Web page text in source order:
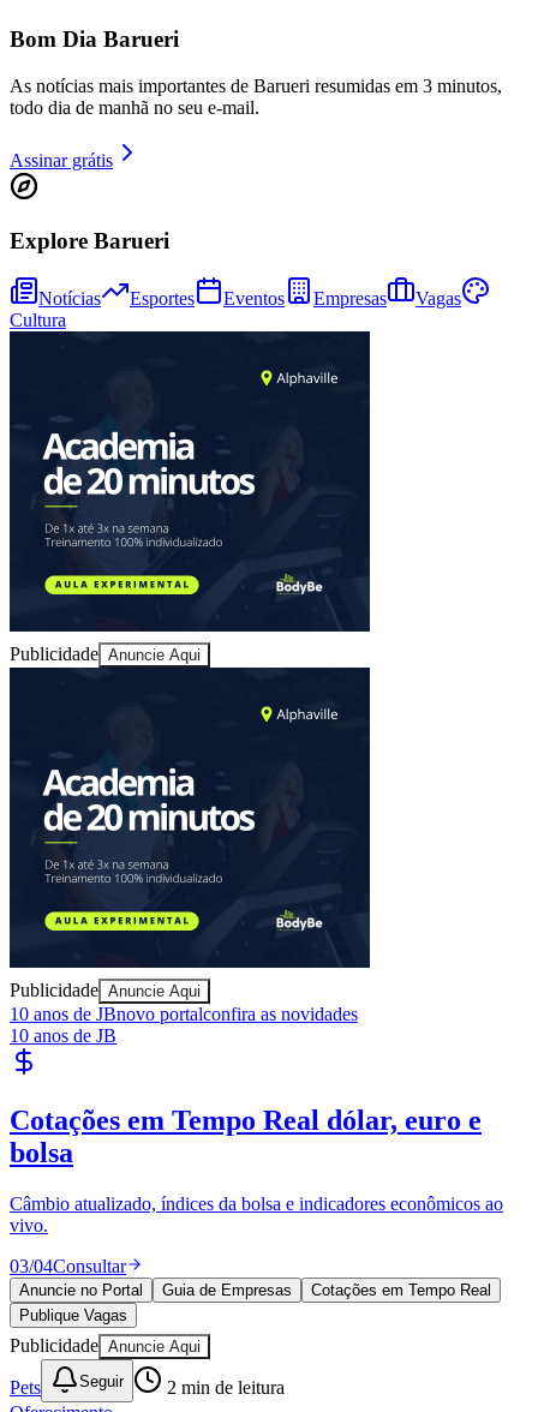
Sport
Bom Dia Barueri
As notícias mais importantes de Barueri resumidas em 3 minutos,
todo dia de manhã no seu e-mail.
Assinar grátis
Explore Barueri
Notícias Esportes Eventos Empresas
Vagas
Cultura
Publicidade Anuncie Aqui
Publicidade Anuncie Aqui
10 anos de JBnovo portalconfira as novidades
10 anos de JB
Publique Vagas encontre talentos
Publique vagas e encontre os melhores profissionais da região.
04/04Publicar
Anuncie no Portal
Publique Vagas
Publicidade Anuncie Aqui
Pets Seguir 2min de leitura
Oferecimento